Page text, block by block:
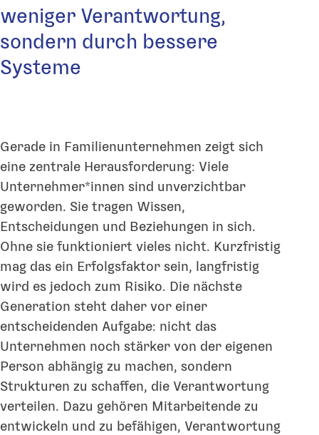
weniger Verantwortung,
sondern durch bessere
Systeme
Gerade in Familienunternehmen zeigt sich
eine zentrale Herausforderung: Viele
Unternehmer*innen sind unverzichtbar
geworden. Sie tragen Wissen,
Entscheidungen und Beziehungen in sich.
Ohne sie funktioniert vieles nicht. Kurzfristig
mag das ein Erfolgsfaktor sein, langfristig
wird es jedoch zum Risiko. Die nächste
Generation steht daher vor einer
entscheidenden Aufgabe: nicht das
Unternehmen noch stärker von der eigenen
Person abhängig zu machen, sondern
Strukturen zu schaffen, die Verantwortung
verteilen. Dazu gehören Mitarbeitende zu
entwickeln und zu befähigen, Verantwortung